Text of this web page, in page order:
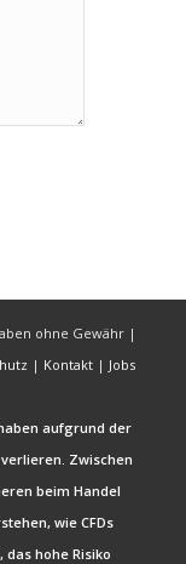
ohne Gewähr |
| Kontakt| Jobs
aufgrund der
Zwischen
beim Handel
wie CFDs
hohe Risiko